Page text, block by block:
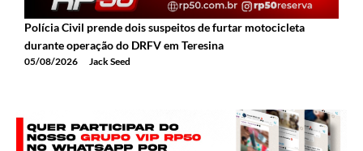
Polícia Civil prende dois suspeitos de furtar motocicleta
durante operação do DRFV em Teresina
05/08/2026 Jack Seed